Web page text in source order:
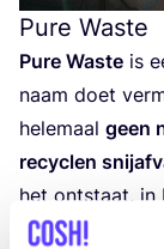
Pure Waste
Pure Was­te is
naam doet
hele­maal geen
recy­clen
het ont­staat, in
zelfs garens